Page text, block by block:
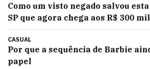
Como um visto negado salvou
SP que agora chega aos R$ 300
CASUAL
Por que a sequência de Barbie
papel